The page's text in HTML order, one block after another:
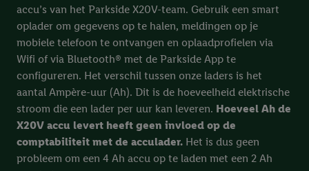
accu’s van het Parkside X20V-team. Gebruik een smart
oplader om gegevens op te halen, meldingen op je
mobiele telefoon te ontvangen en oplaadprofielen via
Wifi of via Bluetooth® met de Parkside App te
configureren. Het verschil tussen onze laders is het
aantal Ampère-uur (Ah). Dit is de hoeveelheid elektrische
stroom die een lader per uur kan leveren. Hoeveel Ah de
X20V accu levert heeft geen invloed op de
comptabiliteit met de acculader. Het is dus geen
probleem om een 4 Ah accu op te laden met een 2 Ah